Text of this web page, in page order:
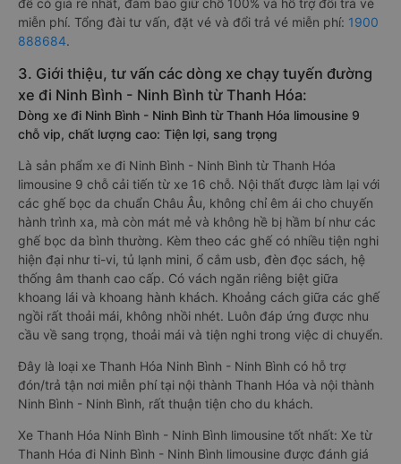
để có giá rẻ nhất, đảm bảo giữ chỗ 100% và hỗ trợ đổi trả vé
miễn phí. Tổng đài tư vấn, đặt vé và đổi trả vé miễn phí: 1900
888684.
3. Giới thiệu, tư vấn các dòng xe chạy tuyến đường
xe đi Ninh Bình - Ninh Bình từ Thanh Hóa:
Dòng xe đi Ninh Bình - Ninh Bình từ Thanh Hóa limousine 9
chỗ vip, chất lượng cao: Tiện lợi, sang trọng
Là sản phẩm xe đi Ninh Bình - Ninh Bình từ Thanh Hóa
limousine 9 chỗ cải tiến từ xe 16 chỗ. Nội thất được làm lại với
các ghế bọc da chuẩn Châu Âu, không chỉ êm ái cho chuyến
hành trình xa, mà còn mát mẻ và không hề bị hầm bí như các
ghế bọc da bình thường. Kèm theo các ghế có nhiều tiện nghi
hiện đại như ti-vi, tủ lạnh mini, ổ cắm usb, đèn đọc sách, hệ
thống âm thanh cao cấp. Có vách ngăn riêng biệt giữa
khoang lái và khoang hành khách. Khoảng cách giữa các ghế
ngồi rất thoải mái, không nhồi nhét. Luôn đáp ứng được nhu
cầu về sang trọng, thoải mái và tiện nghi trong việc di chuyển.
Đây là loại xe Thanh Hóa Ninh Bình - Ninh Bình có hỗ trợ
đón/trả tận nơi miễn phí tại nội thành Thanh Hóa và nội thành
Ninh Bình - Ninh Bình, rất thuận tiện cho du khách.
Xe Thanh Hóa Ninh Bình - Ninh Bình limousine tốt nhất: Xe từ
Thanh Hóa đi Ninh Bình - Ninh Bình limousine được đánh giá